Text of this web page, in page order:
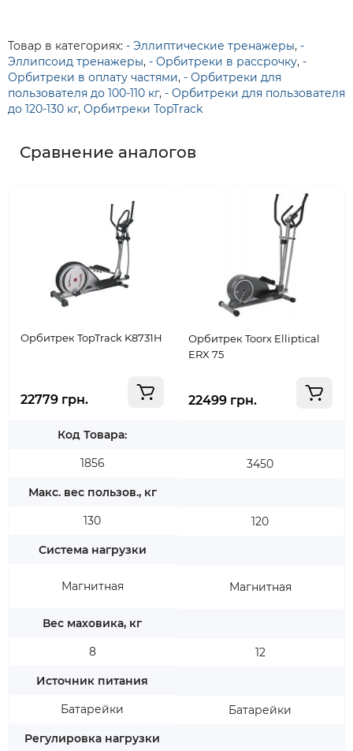
Товар в категориях: - Эллиптические тренажеры, -
Эллипсоид тренажеры, - Орбитреки в рассрочку, -
Орбитреки в оплату частями, - Орбитреки для
пользователя до 100-110 кг, - Орбитреки для пользователя
до 120-130 кг, Орбитреки TopTrack
Сравнение аналогов
Орбитрек TopTrack K8731H
22779 грн.
Код Товара:
1856
Макс. вес пользов., кг
130
Система нагрузки
Магнитная
Вес маховика, кг
8
Источник питания
Батарейки
Регулировка нагрузки
Орбитрек Toorx Elliptical
ERX 75
22499 грн.
3450
120
Магнитная
12
Батарейки